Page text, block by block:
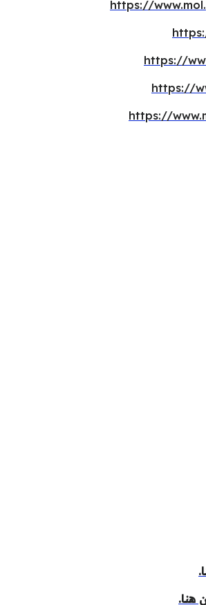
https://
https://
https://
https://
هنا.